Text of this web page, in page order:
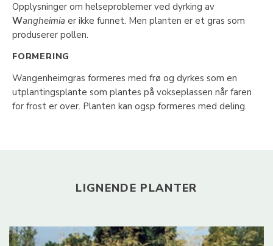
Opplysninger om helseproblemer ved dyrking av
Wangheimia er ikke funnet. Men planten er et gras som
produserer pollen.
FORMERING
Wangenheimgras formeres med frø og dyrkes som en
utplantingsplante som plantes på vokseplassen når faren
for frost er over. Planten kan ogsp formeres med deling.
LIGNENDE PLANTER